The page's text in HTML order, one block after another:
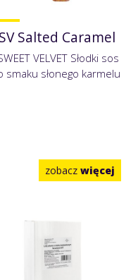
SV Salted Caramel
VELVET Słodki sos
smaku słonego karmelu
zobacz więcej